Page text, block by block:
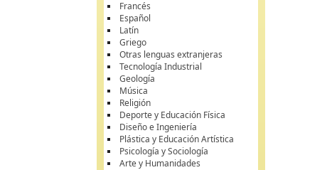
Francés
Español
Latín
Griego
Otras lenguas extranjeras
Tecnología Industrial
Geología
Música
Religión
Deporte y Educación Física
Diseño e Ingeniería
Plástica y Educación Artística
Psicología y Sociología
Arte y Humanidades